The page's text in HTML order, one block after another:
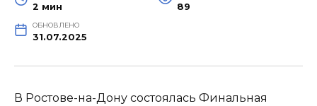
2 мин 89
ОБНОВЛЕНО
31.07.2025
В Ростове-на-Дону состоялась Финальная